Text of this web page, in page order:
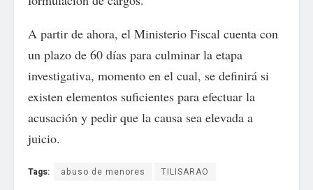
A partir de ahora, el Ministerio Fiscal cuenta con
un plazo de 60 días para culminar la etapa
investigativa, momento en el cual, se definirá si
existen elementos suficientes para efectuar la
acusación y pedir que la causa sea elevada a
juicio.
Tags: abuso de menores TILISARAO